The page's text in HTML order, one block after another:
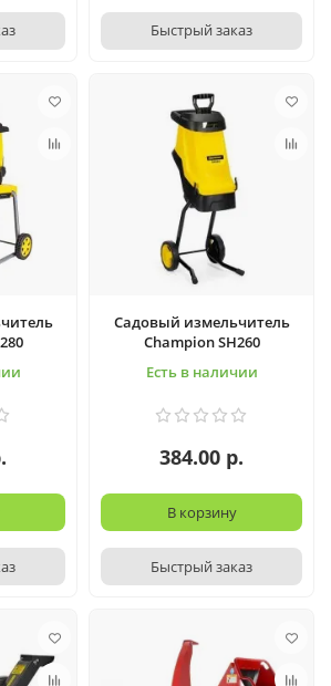
Быстрый заказ
Садовый измельчитель
Champion SH260
Есть в наличии
384.00 р.
В корзину
Быстрый заказ